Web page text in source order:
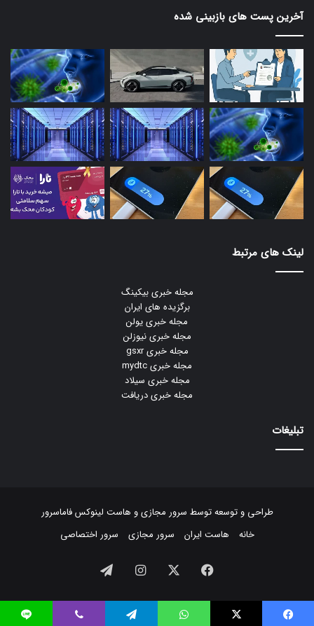
آخرین پست های بازبینی شده
لینک های مرتبط
مجله خبری بیکینگ
برگزیده های ایران
مجله خبری یولن
مجله خبری نیوزلن
مجله خبری gsxr
مجله خبری mydtc
مجله خبری سیلاد
مجله خبری دریافت
تبلیغات
طراحی و توسعه توسط سرور مجازیو هاست لینوکسفاماسرور
خانه
هاست ایران سرور مجازی سرور اختصاصی
فیسبوک ایکس اینستاگرام